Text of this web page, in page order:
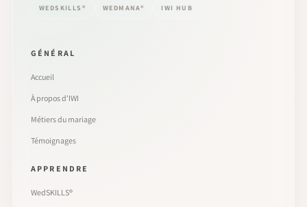
WEDSKILLS® WEDMANA® IWI HUB
GÉNÉRAL
Accueil
À propos d’IWI
Métiers du mariage
Témoignages
APPRENDRE
WedSKILLS®